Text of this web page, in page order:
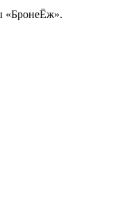
«БронеЁж».